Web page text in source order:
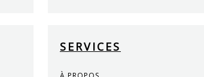
SERVICES